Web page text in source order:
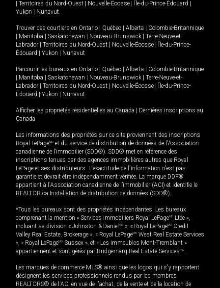
| Territoires du Nord-Ouest | Nouvelle-Écosse | Île-du-Prince-Édouard |
Yukon | Nunavut.
Trouver des courtiers en Ontario | Québec | Alberta | Colombie-Britannique
| Manitoba | Saskatchewan | Nouveau-Brunswick | Terre-Neuve-et-
Labrador | Territoires du Nord-Ouest | Nouvelle-Écosse | Île-du-Prince-
Édouard | Yukon | Nunavut
Parcourir les bureaux en Ontario | Québec | Alberta | Colombie-Britannique
| Manitoba | Saskatchewan | Nouveau-Brunswick | Terre-Neuve-et-
Labrador | Territoires du Nord-Ouest | Nouvelle-Écosse | Île-du-Prince-
Édouard | Yukon | Nunavut
Afficher les propriétés résidentielles au Canada | Dernières inscriptions au
Canada
Les informations des propriétés sur ce site proviennent des inscriptions
Royal LePageMD et du service de distribution de données de l'Association
canadienne de l’immobilier (SDD®). SDD® met en référence des
inscriptions tenues par des agences immobilières autres que Royal
LePage et ses distributeurs. L'exactitude de l'information n'est pas
garantie et devrait être indépendamment vérifiée. La marque DDF®
appartient à l'Association canadienne de l’immobilier (ACI) et identifie le
REALTOR.ca Installation de distribution de données (SDD®).
*Tous les bureaux sont des propriétés indépendantes. Les bureaux
comprenant la mention « Services immobiliers Royal LePageMD Ltée »,
incluant sa division « Johnston & Daniel MD », « Royal LePageMD Credit
Valley Real Estate, Brokerage », « Royal LePageMD West Real Estate Services
», « Royal LePageMD Sussex », et « Les immeubles Mont-Tremblant »
appartiennent et sont gérés par Bridgemarq Real Estate ServicesMD.
Les marques de commerce MLS® ainsi que les logos qui s'y rapportent
désignent les services professionnels rendus par les membres
REALTORS® de l'ACI en vue de l'achat, de la vente et de la location de